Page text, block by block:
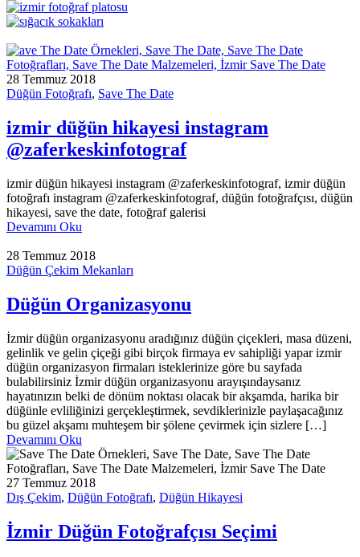
28 Temmuz 2018
Düğün Fotoğrafı, Save The Date
izmir düğün hikayesi instagram
@zaferkeskinfotograf
izmir düğün hikayesi instagram @zaferkeskinfotograf, izmir düğün
fotoğrafı instagram @zaferkeskinfotograf, düğün fotoğrafçısı, düğün
hikayesi, save the date, fotoğraf galerisi
Devamını Oku
28 Temmuz 2018
Düğün Çekim Mekanları
Düğün Organizasyonu
İzmir düğün organizasyonu aradığınız düğün çiçekleri, masa düzeni,
gelinlik ve gelin çiçeği gibi birçok firmaya ev sahipliği yapar izmir
düğün organizasyon firmaları isteklerinize göre bu sayfada
bulabilirsiniz İzmir düğün organizasyonu arayışındaysanız
hayatınızın belki de dönüm noktası olacak bir akşamda, harika bir
düğünle evliliğinizi gerçekleştirmek, sevdiklerinizle paylaşacağınız
bu güzel akşamı muhteşem bir şölene çevirmek için sizlere […]
Devamını Oku
27 Temmuz 2018
Dış Çekim, Düğün Fotoğrafı, Düğün Hikayesi
İzmir Düğün Fotoğrafçısı Seçimi